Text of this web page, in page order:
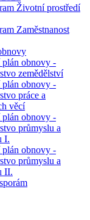
Životní prostředí
Zaměstnanost
obnovy -
zemědělství
obnovy -
práce a
věcí
obnovy -
průmyslu a
I.
obnovy -
průmyslu a
II.